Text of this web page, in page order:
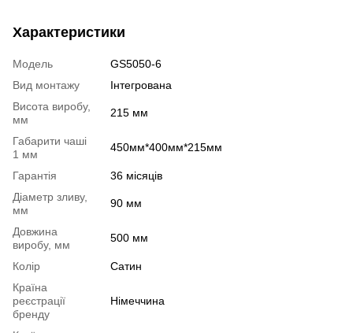
Характеристики
Модель
GS5050-6
Вид монтажу
Інтегрована
Висота виробу,
мм
215 мм
Габарити чаші
1 мм
450мм*400мм*215мм
Гарантія
36 місяців
Діаметр зливу,
мм
90 мм
Довжина
виробу, мм
500 мм
Колір
Сатин
Країна
реєстрації
бренду
Німеччина